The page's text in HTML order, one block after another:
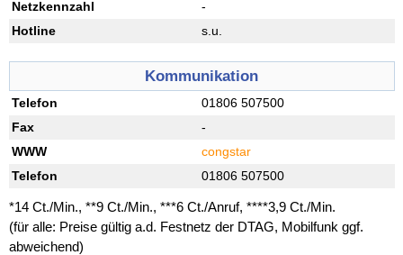
Netzkennzahl
-
Hotline
s.u.
Kommunikation
Telefon
01806 507500
Fax
-
WWW
congstar
Telefon
01806 507500
*14 Ct./Min., **9 Ct./Min., ***6 Ct./Anruf, ****3,9 Ct./Min.
(für alle: Preise gültig a.d. Festnetz der DTAG, Mobilfunk ggf.
abweichend)